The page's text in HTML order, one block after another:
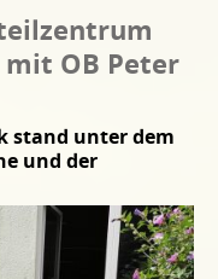
mit OB Peter
stand unter dem
und der